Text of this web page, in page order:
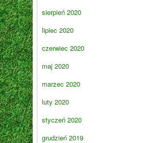
sierpień 2020
lipiec 2020
czerwiec 2020
maj 2020
marzec 2020
luty 2020
styczeń 2020
grudzień 2019